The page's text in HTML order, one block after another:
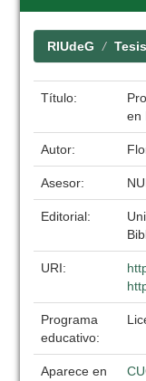
RIUdeG Tesis
Título:
en
Autor:
Asesor:
Editorial:
URI:
Programa
educativo:
Aparece en